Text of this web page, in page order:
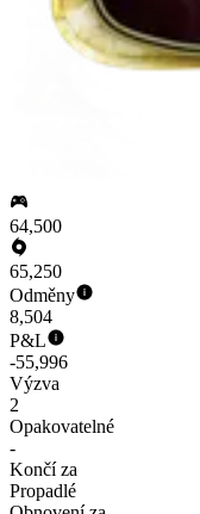
64,500
65,250
Odměny
8,504
P&L
-55,996
Výzva
2
Opakovatelné
-
Končí za
Propadlé